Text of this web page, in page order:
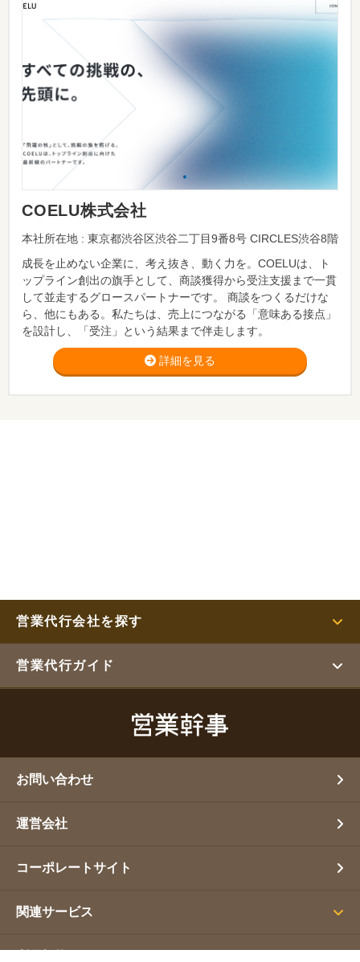
COELU株式会社
本社所在地 : 東京都渋谷区渋谷二丁目9番8号 CIRCLES渋谷8階
成長を止めない企業に、考え抜き、動く力を。COELUは、ト
ップライン創出の旗手として、商談獲得から受注支援まで一貫
して並走するグロースパートナーです。 商談をつくるだけな
ら、他にもある。私たちは、売上につながる「意味ある接点」
を設計し、「受注」という結果まで伴走します。
詳細を見る
営業代行会社を探す
営業代行ガイド
お問い合わせ
運営会社
コーポレートサイト
関連サービス